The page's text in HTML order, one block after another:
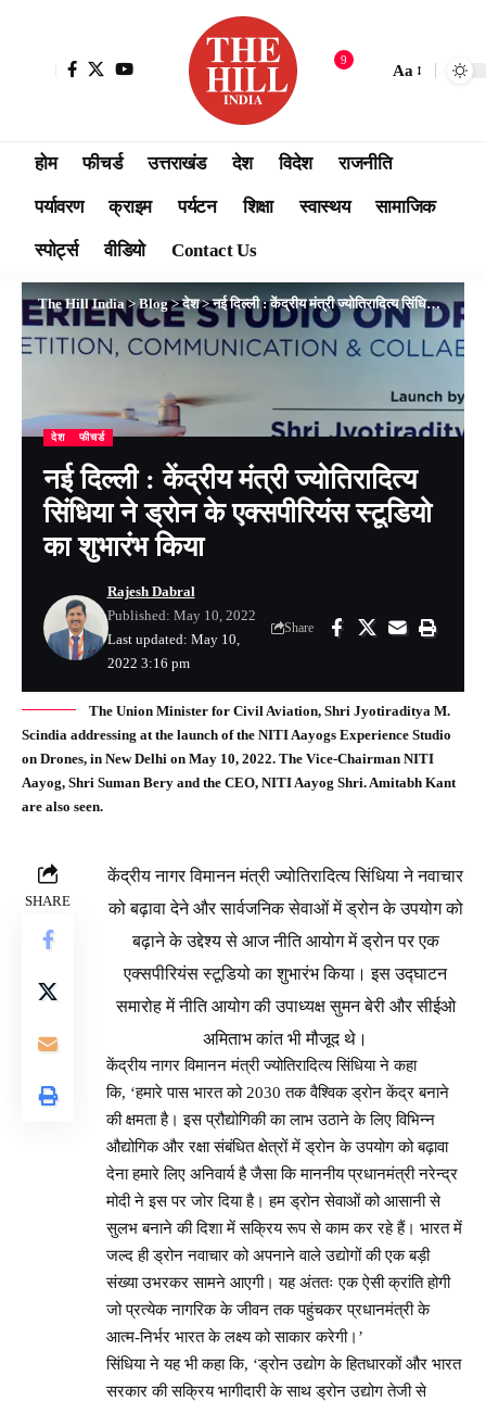
9
Aa
होम फीचर्ड उत्तराखंड देश विदेश राजनीति
पर्यावरण क्राइम पर्यटन शिक्षा स्वास्थय सामाजिक
स्पोर्ट्स वीडियो Contact Us
The Hill India>Blog>देश>नई दिल्ली : केंद्रीय मंत्री ज्योतिरादित्य सिंधिया ने ड्रोन के एक्सपीरियंस स्टूडियो का शुभारंभ किया
देश फीचर्ड
नई दिल्ली : केंद्रीय मंत्री ज्योतिरादित्य
सिंधिया ने ड्रोन के एक्सपीरियंस स्टूडियो
का शुभारंभ किया
Last updated: May 10,
2022 3:16 pm
Rajesh Dabral
Published: May 10, 2022
Share
The Union Minister for Civil Aviation, Shri Jyotiraditya M.
Scindia addressing at the launch of the NITI Aayogs Experience Studio
on Drones, in New Delhi on May 10, 2022. The Vice-Chairman NITI
Aayog, Shri Suman Bery and the CEO, NITI Aayog Shri. Amitabh Kant
are also seen.
SHARE
केंद्रीय नागर विमानन मंत्री ज्योतिरादित्य सिंधिया ने नवाचार
को बढ़ावा देने और सार्वजनिक सेवाओं में ड्रोन के उपयोग को
बढ़ाने के उद्देश्य से आज नीति आयोग में ड्रोन पर एक
एक्सपीरियंस स्टूडियो का शुभारंभ किया। इस उद्घाटन
समारोह में नीति आयोग की उपाध्यक्ष सुमन बेरी और सीईओ
अमिताभ कांत भी मौजूद थे।
केंद्रीय नागर विमानन मंत्री ज्योतिरादित्य सिंधिया ने कहा
कि, ‘हमारे पास भारत को 2030 तक वैश्विक ड्रोन केंद्र बनाने
की क्षमता है। इस प्रौद्योगिकी का लाभ उठाने के लिए विभिन्न
औद्योगिक और रक्षा संबंधित क्षेत्रों में ड्रोन के उपयोग को बढ़ावा
देना हमारे लिए अनिवार्य है जैसा कि माननीय प्रधानमंत्री नरेन्द्र
मोदी ने इस पर जोर दिया है। हम ड्रोन सेवाओं को आसानी से
सुलभ बनाने की दिशा में सक्रिय रूप से काम कर रहे हैं। भारत में
जल्द ही ड्रोन नवाचार को अपनाने वाले उद्योगों की एक बड़ी
संख्या उभरकर सामने आएगी। यह अंततः एक ऐसी क्रांति होगी
जो प्रत्येक नागरिक के जीवन तक पहुंचकर प्रधानमंत्री के
आत्म-निर्भर भारत के लक्ष्य को साकार करेगी।’
सिंधिया ने यह भी कहा कि, ‘ड्रोन उद्योग के हितधारकों और भारत
सरकार की सक्रिय भागीदारी के साथ ड्रोन उद्योग तेजी से